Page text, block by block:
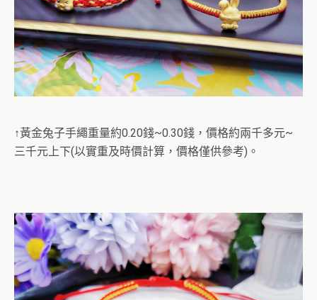
↑黃金兔子手繩重量約0.20錢~0.30錢，價格約兩千多元~
三千元上下(以實重及時價計算，價格僅供參考)。